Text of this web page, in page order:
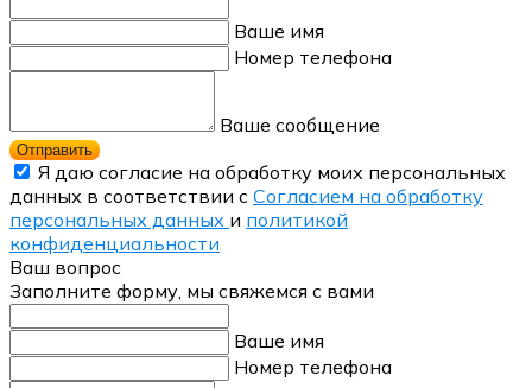
Ваше имя
Номер телефона
Ваше сообщение
Отправить
Я даю согласие на обработку моих персональных
данных в соответствии с Согласием на обработку
персональных данных и политикой
конфиденциальности
Ваш вопрос
Заполните форму, мы свяжемся с вами
Ваше имя
Номер телефона